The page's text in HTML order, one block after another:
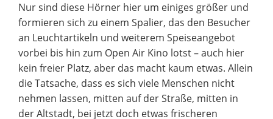
Nur sind diese Hörner hier um einiges größer und
formieren sich zu einem Spalier, das den Besucher
an Leuchtartikeln und weiterem Speiseangebot
vorbei bis hin zum Open Air Kino lotst – auch hier
kein freier Platz, aber das macht kaum etwas. Allein
die Tatsache, dass es sich viele Menschen nicht
nehmen lassen, mitten auf der Straße, mitten in
der Altstadt, bei jetzt doch etwas frischeren